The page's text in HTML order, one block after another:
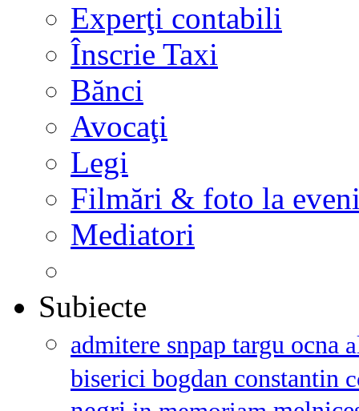
Experţi contabili
Înscrie Taxi
Bănci
Avocaţi
Legi
Filmări & foto la
Mediatori
Subiecte
admitere snpap targu ocna
biserici bogdan constantin